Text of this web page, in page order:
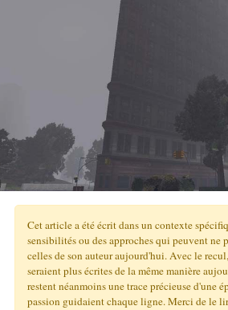
Cet article a été écrit dans un contexte
sensibilités ou des approches qui peuvent ne
celles de son auteur aujourd'hui. Avec le
seraient plus écrites de la même manière
restent néanmoins une trace précieuse d'une
passion guidaient chaque ligne. Merci de le